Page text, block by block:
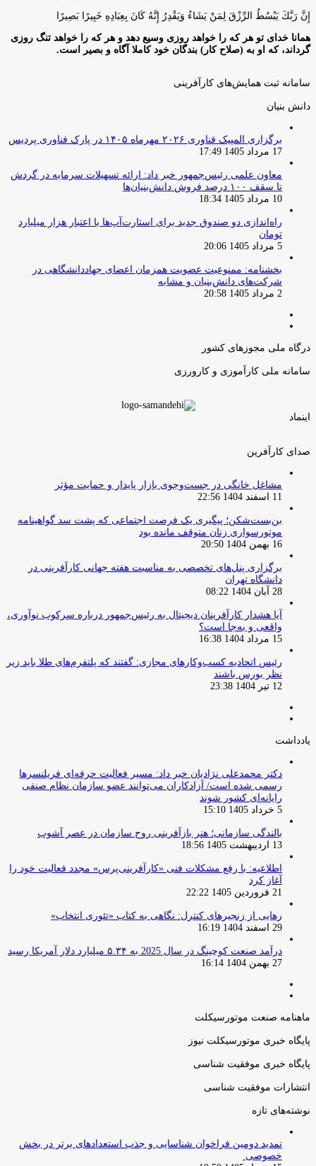
إِنَّ رَبَّكَ يَبْسُطُ الرِّزْقَ لِمَنْ يَشَاءُ وَيَقْدِرُ إِنَّهُ كَانَ بِعِبَادِهِ خَبِيرًا بَصِيرًا
همانا خدای تو هر که را خواهد روزی وسیع دهد و هر که را خواهد تنگ روزی
گرداند، که او به (صلاح کار) بندگان خود کاملا آگاه و بصیر است.
سامانه ثبت همایش‌های کارآفرینی
دانش‌ بنیان‌
برگزاری المپیک فناوری ۲۰۲۶ مهرماه ۱۴۰۵ در پارک فناوری پردیس
17 مرداد 1405 17:49
معاون علمی رئیس‌جمهور خبر داد: ارائه تسهیلات سرمایه در گردش
تا سقف ۱۰۰ درصد فروش دانش‌بنیان‌ها
10 مرداد 1405 18:34
راه‌اندازی دو صندوق جدید برای استارت‌آپ‌ها با اعتبار هزار میلیارد
تومان
5 مرداد 1405 20:06
بخشنامه: ممنوعیت عضویت همزمان اعضای جهاددانشگاهی در
شرکت‌های دانش‌بنیان و مشابه
2 مرداد 1405 20:58
درگاه ملی مجوزهای کشور
سامانه ملی کارآموزی و کارورزی
اینماد
صدای کارآفرین
مشاغل خانگی در جست‌وجوی بازار پایدار و حمایت مؤثر
11 اسفند 1404 22:56
بن‌بست‌شکن؛ پیگیری یک فرصت اجتماعی که پشت سد گواهینامه
موتورسواری زنان متوقف مانده بود
16 بهمن 1404 20:50
برگزاری پنل‌های تخصصی به مناسبت هفته جهانی کارآفرینی در
دانشگاه تهران
28 آبان 1404 08:22
آیا هشدار کارآفرینان دیجیتال به رئیس‌جمهور درباره سرکوب نوآوری،
واقعی و به‌جا است؟
15 مرداد 1404 16:38
‏رئیس اتحادیه کسب‌وکارهای مجازی: گفتند که پلتفرم‌های طلا باید زیر
نظر بورس باشند
12 تیر 1404 23:38
یادداشت
دکتر محمدعلی نژادیان خبر داد: مسیر فعالیت حرفه‌ای فریلنسرها
رسمی شده است/ آزادکاران می‌توانند عضو سازمان نظام صنفی
رایانه‌ای کشور شوند
5 خرداد 1405 15:10
بالندگی سازمانی؛ هنر بازآفرینی روح سازمان در عصر آشوب
13 اردیبهشت 1405 18:56
اطلاعیه: با رفع مشکلات فنی «کارآفرینی‌پرس» مجدد فعالیت خود را
آغاز کرد
21 فروردین 1405 22:22
رهایی از زنجیرهای کنترل: نگاهی به کتاب «تئوری انتخاب»
29 اسفند 1404 16:19
درآمد صنعت کوچینگ در سال 2025 به ۵.۳۴ میلیارد دلار آمریکا رسید
27 بهمن 1404 16:14
ماهنامه صنعت موتورسیکلت
پایگاه خبری موتورسیکلت نیوز
پایگاه خبری موفقیت شناسی
انتشارات موفقیت شناسی
نوشته‌های تازه
تمدید دومین فراخوان شناسایی و جذب استعدادهای برتر در بخش
خصوصی